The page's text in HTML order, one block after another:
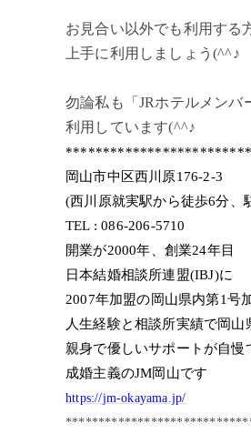
お見合い以外でも利用する
上手に利用しましょう(^^♪
勿論私も「JRホテルメンバ
利用しています(^^♪
岡山市中区西川原176-2-3
(西川原就実駅から徒歩6分、
TEL : 086-206-5710
開業が2000年、創業24年目
日本結婚相談所連盟(IBJ)に
2007年加盟の岡山県内第1号
人生経験と相談所実績で岡山
親身で優しいサポートが自慢
成婚主義のJM岡山です
https://jm-okayama.jp/